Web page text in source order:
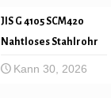
JIS G 4105 SCM420
Nahtloses Stahlrohr
Kann 30, 2026